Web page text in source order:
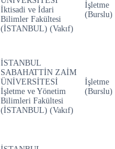
İktisadi ve İdari
Bilimler Fakültesi
(İSTANBUL) (Vakıf)
İşletme
(Burslu)
İSTANBUL
SABAHATTİN ZAİM
ÜNİVERSİTESİ
İşletme ve Yönetim
Bilimleri Fakültesi
(İSTANBUL) (Vakıf)
İşletme
(Burslu)